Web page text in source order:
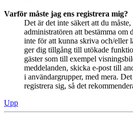
Varför måste jag ens registrera mig?
Det är det inte säkert att du
administratören att bestämma om
inte för att kunna skriva och/eller
ger dig tillgång till utökade
gäster som till exempel
meddelanden, skicka e-post till
i användargrupper, med mera.
registrera sig, så det
Upp